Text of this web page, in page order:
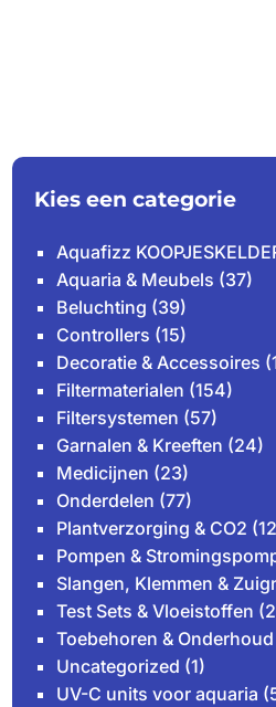
Kies een categorie
Aquafizz
Aquaria & Meubels (37)
Beluchting (39)
Controllers (15)
Decoratie & Accessoires
Filtermaterialen (154)
Filtersystemen (57)
Garnalen & Kreeften (24)
Medicijnen (23)
Onderdelen (77)
Plantverzorging & CO2
Pompen &
Slangen, Klemmen &
Test Sets & Vloeistoffen
Toebehoren & Onderhoud
Uncategorized (1)
UV-C units voor aquaria